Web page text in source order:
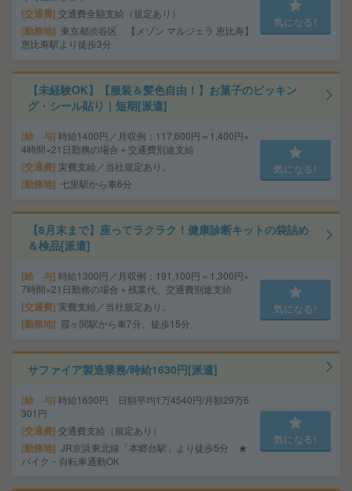
交通費 交通費全額支給（規定あり）
勤務地
東京都渋谷区 【メゾン マルジェラ 恵比寿】
恵比寿駅より徒歩3分
気になる!
【未経験OK】【服装＆髪色自由！】お菓子のピッキン
グ・シール貼り｜短期[派遣]
給 与 時給1400円／月収例：117,600円＝1,400円×
4時間×21日勤務の場合＋交通費別途支給
交通費 実費支給／当社規定あり。
勤務地 七里駅から車6分
気になる!
【8月末まで】座ってラクラク！健康診断キットの袋詰め
＆検品[派遣]
給 与 時給1300円／月収例：191,100円＝1,300円×
7時間×21日勤務の場合＋残業代、交通費別途支給
交通費 実費支給／当社規定あり。
勤務地 霞ヶ関駅から車7分、徒歩15分
気になる!
サファイア製造業務/時給1630円[派遣]
給 与 時給1630円 日額平均1万4540円/月額29万6
301円
交通費 交通費支給（規定あり）
勤務地 JR京浜東北線「本郷台駅」より徒歩5分 ★
バイク・自転車通勤OK
気になる!